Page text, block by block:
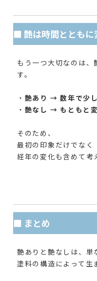
■ 艶は時間とともに
もう一つ大切なのは、
す。
・ 艶あり → 数年で少
・ 艶なし → もともと
そのため、
最初の印象だけでなく
経年の変化も含めて考
■ まとめ
艶ありと艶なしは、単
塗料の構造によって生